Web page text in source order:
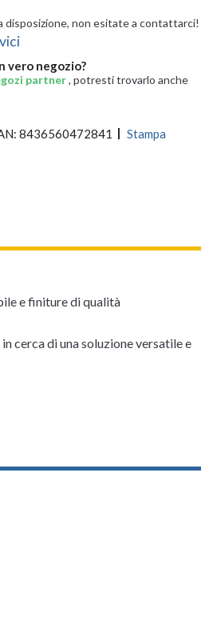
non esitate a contattarci!
vero negozio?
partner, potresti trovarlo anche
8436560472841 Stampa
e finiture di qualità
cerca di una soluzione versatile e